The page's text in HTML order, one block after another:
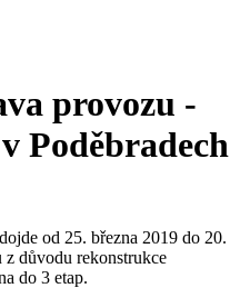
provozu -
Poděbradech
od 25. března 2019 do 20.
z důvodu rekonstrukce
do 3 etap.